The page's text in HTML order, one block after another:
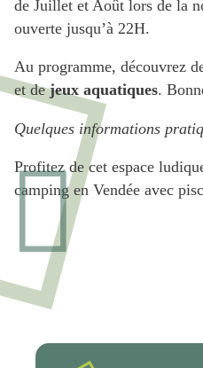
de Juillet et Août lors de la
ouverte jusqu’à 22H.
Au programme, découvrez
et dejeux aquatiques.
Quelques informations
Profitez de cet espace
camping en Vendée avec